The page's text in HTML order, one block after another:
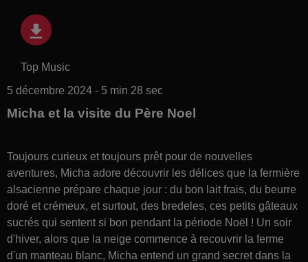
Top Music
5 décembre 2024 - 5 min 28 sec
Micha et la visite du Père Noel
Toujours curieux et toujours prêt pour de nouvelles
aventures, Micha adore découvrir les délices que la fermière
alsacienne prépare chaque jour : du bon lait frais, du beurre
doré et crémeux, et surtout, des bredeles, ces petits gâteaux
sucrés qui sentent si bon pendant la période Noël ! Un soir
d'hiver, alors que la neige commence à recouvrir la ferme
d'un manteau blanc, Micha entend un grand secret dans la